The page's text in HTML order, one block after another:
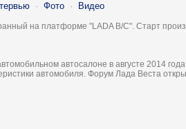
· Фото · Видео
на платформе "LADA B/C". Старт
автосалоне в августе 2014
автомобиля. Форум Лада Веста